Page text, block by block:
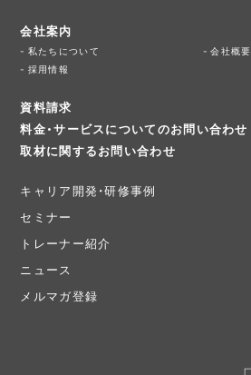
会社案内
私たちについて
会社概要
採用情報
資料請求
料金・サービスについてのお問い合わせ
取材に関するお問い合わせ
キャリア開発・研修事例
セミナー
トレーナー紹介
ニュース
メルマガ登録